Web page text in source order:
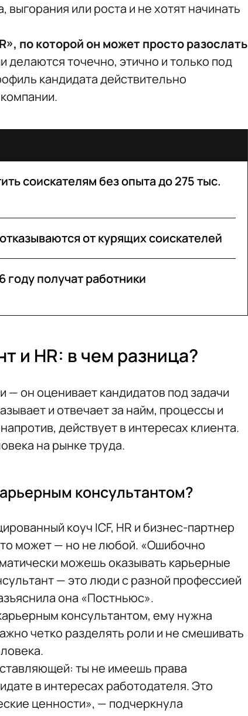
или роста и не хотят начинать
по которой он может просто разослать
точечно, этично и только под
кандидата действительно
соискателям без опыта до 275 тыс.
от курящих соискателей
получат работники
и HR: в чем разница?
— он оценивает кандидатов под задачи
и отвечает за найм, процессы и
действует в интересах клиента.
на рынке труда.
консультантом?
коуч ICF, HR и бизнес-партнер
может — но не любой. «Ошибочно
можешь оказывать карьерные
— это люди с разной профессией
она «Постньюс».
консультантом, ему нужна
четко разделять роли и не смешивать
ты не имеешь права
в интересах работодателя. Это
ценности», — подчеркнула